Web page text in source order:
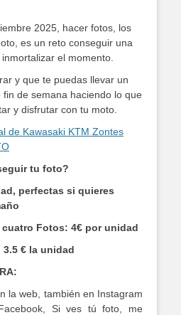
2025, hacer fotos, los
es un reto conseguir una
el momento.
y que te puedas llevar un
de semana haciendo lo que
y disfrutar con tu moto.
tu foto?
perfectas si quieres
Fotos: 4€ por unidad
€ la unidad
la web, también en Instagram
Si ves tú foto, me